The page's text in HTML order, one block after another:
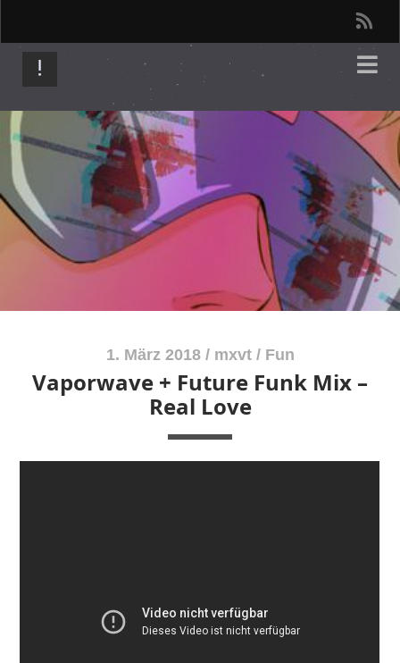
s
1. März 2018 / mxvt / Fun
Vaporwave + Future Funk Mix –
Real Love